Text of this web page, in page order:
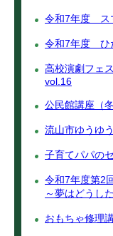
令和7年度 ス
令和7年度 ひ
高校演劇フェ
vol.16
公民館講座（
流山市ゆうゆ
子育てパパの
令和7年度第2
～夢はどうし
おもちゃ修理